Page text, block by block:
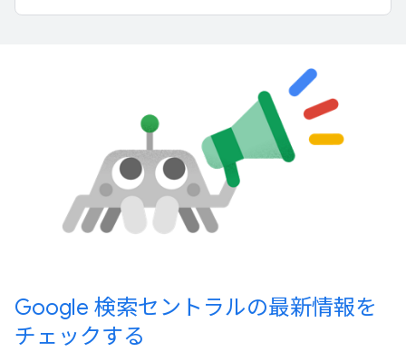
Google 検索セントラルの最新情報を
チェックする